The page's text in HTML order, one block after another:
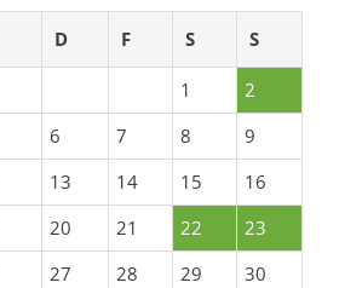
D F S S
1
2
6 7 8
9
13 14 15
16
20 21 22
23
27 28 29
30